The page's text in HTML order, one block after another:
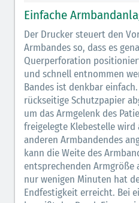
Einfache
Der Drucker steuert den
Armbandes so, dass es
Querperforation
und schnell entnommen
Bandes ist denkbar
rückseitige Schutzpapier
um das Armgelenk des
freigelegte Klebestelle wird
anderen Armbandendes
kann die Weite des
entsprechenden Armgröße
nur wenigen Minuten hat
Endfestigkeit erreicht. Bei